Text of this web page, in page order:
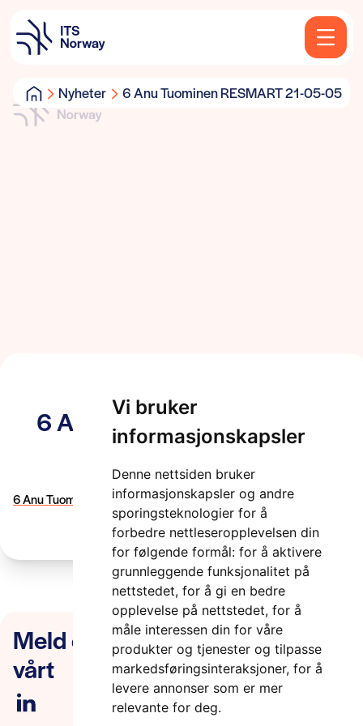
Vi bruker
informasjonskapsler
Denne nettsiden bruker
informasjonskapsler og andre
sporingsteknologier for å
forbedre nettleseropplevelsen din
for følgende formål: for å aktivere
grunnleggende funksjonalitet på
nettstedet, for å gi en bedre
opplevelse på nettstedet, for å
måle interessen din for våre
produkter og tjenester og tilpasse
markedsføringsinteraksjoner, for å
levere annonser som er mer
relevante for deg.
Nyheter 6 Anu Tuominen RESMART 21-05-05
6 Anu Tuominen RESMART
21-05-05
2 minutter
6 Anu Tuominen RESMART 21-05-05
Meld deg på nyhetsbrevet
vårt